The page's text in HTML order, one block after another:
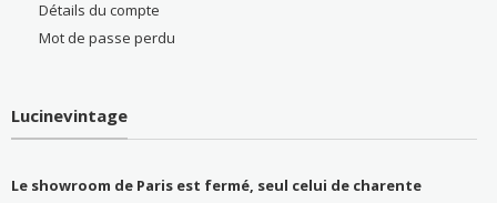
Détails du compte
Mot de passe perdu
Lucinevintage
Le showroom de Paris est fermé, seul celui de charente